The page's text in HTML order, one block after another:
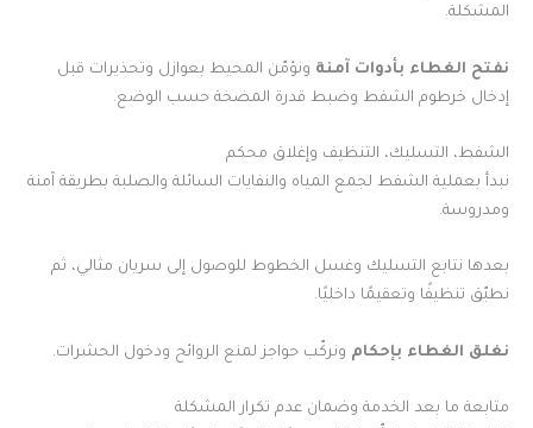
المشكلة.
نفتح الغطاء بأدوات آمنة ونؤمّن المحيط بعوازل وتحذيرات قبل
إدخال خرطوم الشفط وضبط قدرة المضخة حسب الوضع.
الشفط، التسليك، التنظيف وإغلاق محكم
نبدأ بعملية الشفط لجمع المياه والنفايات السائلة والصلبة بطريقة آمنة
ومدروسة.
بعدها نتابع التسليك وغسل الخطوط للوصول إلى سريان مثالي، ثم
نطبّق تنظيفًا وتعقيمًا داخليًا.
نغلق الغطاء بإحكام ونركّب حواجز لمنع الروائح ودخول الحشرات.
متابعة ما بعد الخدمة وضمان عدم تكرار المشكلة